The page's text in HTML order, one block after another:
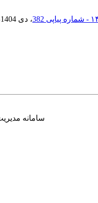
، دی 1404
سامانه